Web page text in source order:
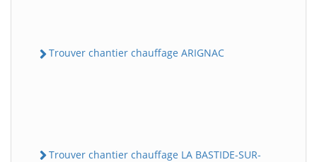
Trouver chantier chauffage ARIGNAC
Trouver chantier chauffage LA BASTIDE-SUR-